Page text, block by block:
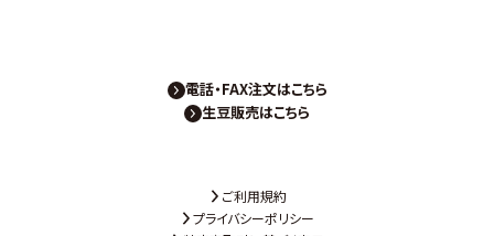
電話・FAX注文はこちら
生豆販売はこちら
ご利用規約
プライバシーポリシー